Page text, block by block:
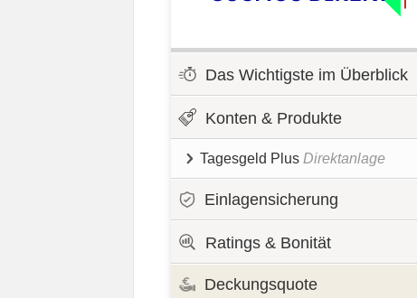
Das Wichtigste im Überblick
Konten & Produkte
Tagesgeld Plus Direktanlage
Einlagensicherung
Ratings & Bonität
Deckungsquote